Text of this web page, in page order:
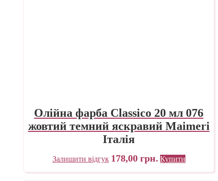
Олійна фарба Classico 20 мл 076
жовтий темний яскравий Maimeri
Італія
Залишити відгук 178,00 грн. Купити